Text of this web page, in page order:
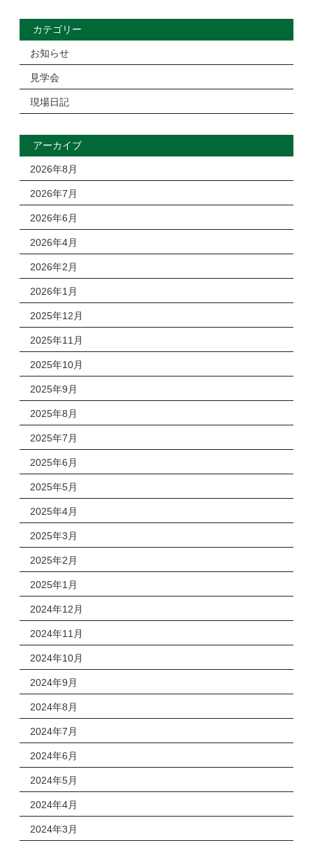
カテゴリー
お知らせ
見学会
現場日記
アーカイブ
2026年8月
2026年7月
2026年6月
2026年4月
2026年2月
2026年1月
2025年12月
2025年11月
2025年10月
2025年9月
2025年8月
2025年7月
2025年6月
2025年5月
2025年4月
2025年3月
2025年2月
2025年1月
2024年12月
2024年11月
2024年10月
2024年9月
2024年8月
2024年7月
2024年6月
2024年5月
2024年4月
2024年3月